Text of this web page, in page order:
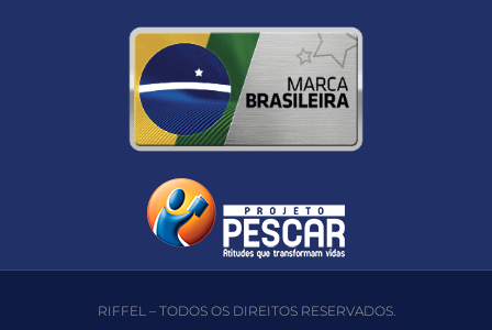
RIFFEL – TODOS OS DIREITOS RESERVADOS.